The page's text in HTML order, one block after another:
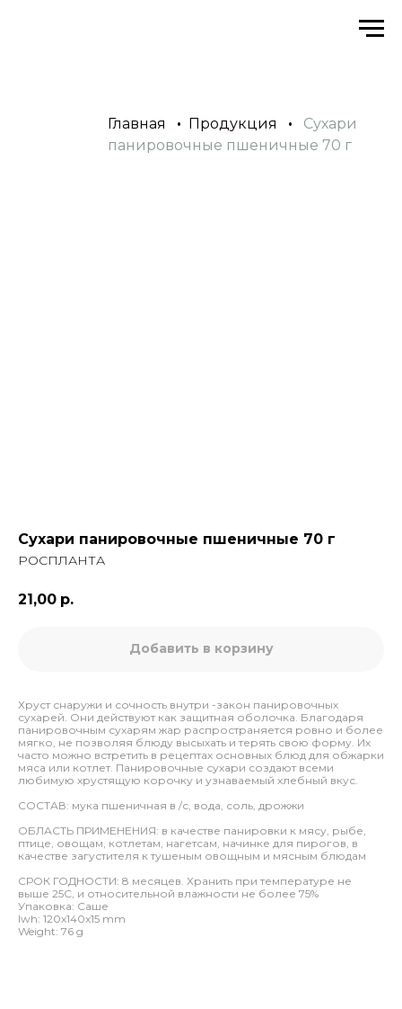
Главная • Продукция •
Сухари
панировочные пшеничные 70 г
Сухари панировочные пшеничные 70 г
РОСПЛАНТА
21,00 р.
Добавить в корзину
Хруст снаружи и сочность внутри -закон панировочных
сухарей. Они действуют как защитная оболочка. Благодаря
панировочным сухарям жар распространяется ровно и более
мягко, не позволяя блюду высыхать и терять свою форму. Их
часто можно встретить в рецептах основных блюд для обжарки
мяса или котлет. Панировочные сухари создают всеми
любимую хрустящую корочку и узнаваемый хлебный вкус.
СОСТАВ: мука пшеничная в /с, вода, соль, дрожжи
ОБЛАСТЬ ПРИМЕНЕНИЯ: в качестве панировки к мясу, рыбе,
птице, овощам, котлетам, нагетсам, начинке для пирогов, в
качестве загустителя к тушеным овощным и мясным блюдам
СРОК ГОДНОСТИ: 8 месяцев. Хранить при температуре не
выше 25С, и относительной влажности не более 75%
Упаковка: Саше
lwh: 120x140x15 mm
Weight: 76 g